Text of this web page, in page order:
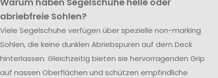
abriebfreie Sohlen?
Viele Segelschuhe verfügen über spezielle non-marking
Sohlen, die keine dunklen Abriebspuren auf dem Deck
hinterlassen. Gleichzeitig bieten sie hervorragenden Grip
auf nassen Oberflächen und schützen empfindliche